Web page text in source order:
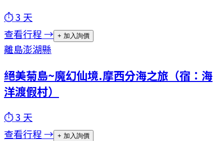
⏱3 天
查看行程 → + 加入詢價
離島澎湖縣
絕美菊島~魔幻仙境.摩西分海之旅（宿：海
洋渡假村）
⏱3 天
查看行程 → + 加入詢價